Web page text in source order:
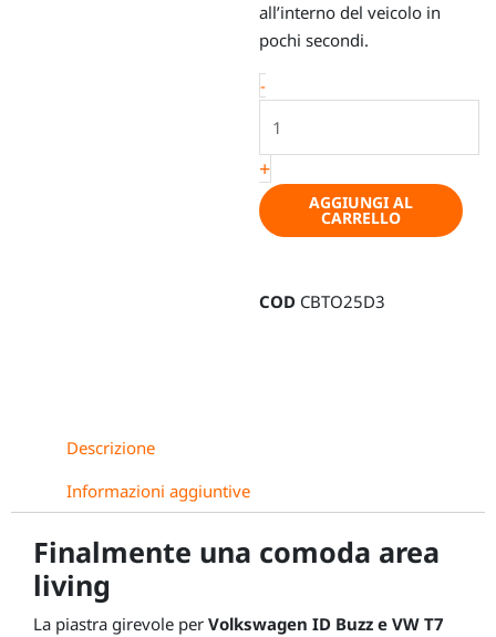
all’interno del veicolo in
pochi secondi.
-Piastra
Volkswagen
ID.Buzz
/
Multivan
+
AGGIUNGI AL
CARRELLO
COD CBTO25D3
Descrizione
Informazioni aggiuntive
Finalmente una comoda area
living
La piastra girevole per Volkswagen ID Buzz e VW T7